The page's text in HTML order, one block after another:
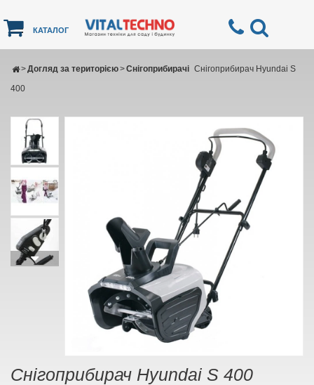
КАТАЛОГ
Догляд за територією
> Снігоприбирачі
>
Снігоприбирач Hyundai S
400
Снігоприбирач Hyundai S 400